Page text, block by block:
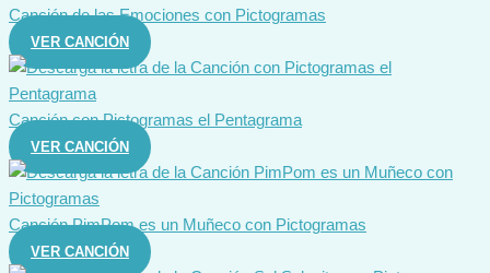
Canción de las Emociones con Pictogramas
VER CANCIÓN
Canción con Pictogramas el Pentagrama
VER CANCIÓN
Canción PimPom es un Muñeco con Pictogramas
VER CANCIÓN